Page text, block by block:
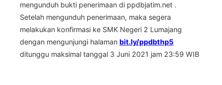
mengunduh bukti penerimaan di ppdbjatim.net .
Setelah mengunduh penerimaan, maka segera
melakukan konfirmasi ke SMK Negeri 2 Lumajang
dengan mengunjungi halaman bit.ly/ppdbthp5
ditunggu maksimal tanggal 3 Juni 2021 jam 23:59 WIB